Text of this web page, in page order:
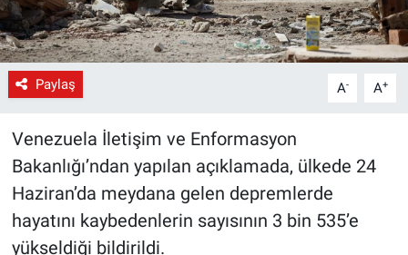
Paylaş A- A+
Venezuela İletişim ve Enformasyon
Bakanlığı’ndan yapılan açıklamada, ülkede 24
Haziran’da meydana gelen depremlerde
hayatını kaybedenlerin sayısının 3 bin 535’e
yükseldiği bildirildi.
Spor
Yerel